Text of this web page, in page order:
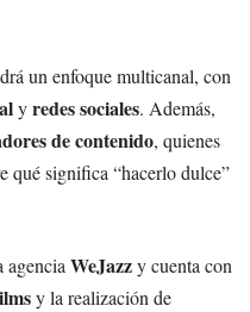
un enfoque multicanal, con
yredes sociales. Además,
de contenido, quienes
qué significa “hacerlo dulce”
agencia WeJazzy cuenta con
y la realización de